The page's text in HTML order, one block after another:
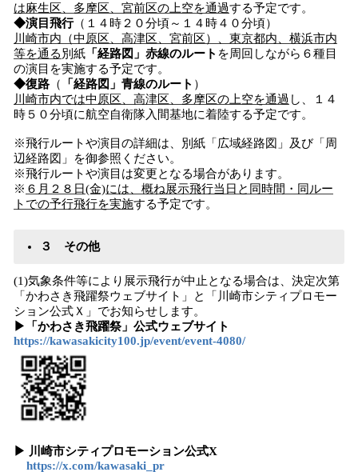
は麻生区、多摩区、宮前区の上空を通過する予定です。
◆演目飛行（１４時２０分頃～１４時４０分頃）
川崎市内（中原区、高津区、宮前区）、東京都内、横浜市内
等を通る別紙 「経路図」赤線のルート を周回しながら６種目
の演目を実施する予定です。
◆復路 （ 「経路図」青線のルート ）
川崎市内では中原区、高津区、多摩区の上空を通過 し、１４
時５０分頃に航空自衛隊入間基地に着陸する予定です。
※飛行ルートや演目の詳細は、別紙「広域経路図」及び「周
辺経路図」を御参照ください。
※飛行ルートや演目は変更となる場合があります。
※ ６月２８日(金)には、概ね展示飛行当日と同時間・同ルー
トでの予行飛行を実施する予定です。
３ その他
(1)気象条件等により展示飛行が中止となる場合は、決定次第
「かわさき飛躍祭ウェブサイト」と「川崎市シティプロモー
ション公式Ｘ」でお知らせします。
▶「かわさき飛躍祭」公式ウェブサイト
https://kawasakicity100.jp/event/event-4080/
▶ 川崎市シティプロモーション公式X
https://x.com/kawasaki_pr